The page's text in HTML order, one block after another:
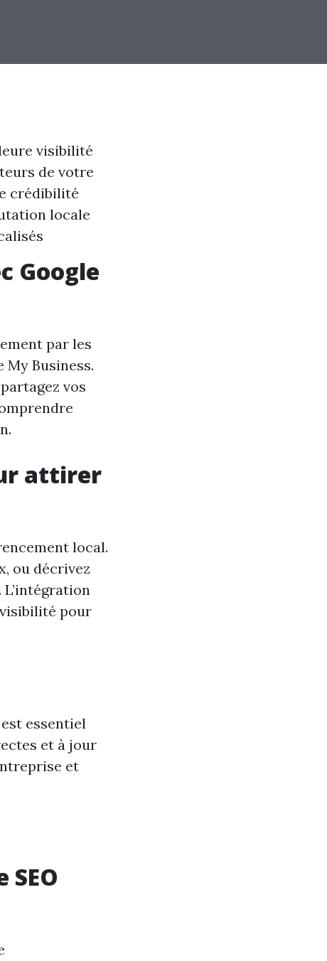
visibilité
de votre
crédibilité
locale
Google
par les
Business.
vos
attirer
local.
ou décrivez
pour
essentiel
et à jour
et